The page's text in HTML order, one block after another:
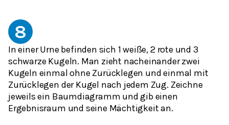
8
In einer Urne befinden sich 1 weiße, 2 rote und 3
schwarze Kugeln. Man zieht nacheinander zwei
Kugeln einmal ohne Zurücklegen und einmal mit
Zurücklegen der Kugel nach jedem Zug. Zeichne
jeweils ein Baumdiagramm und gib einen
Ergebnisraum und seine Mächtigkeit an.